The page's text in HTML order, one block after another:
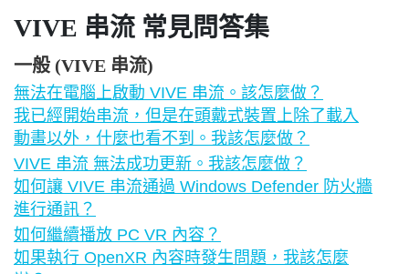
VIVE 串流 常見問答集
一般 (VIVE 串流)
無法在電腦上啟動 VIVE 串流。該怎麼做？
我已經開始串流，但是在頭戴式裝置上除了載入
動畫以外，什麼也看不到。我該怎麼做？
VIVE 串流 無法成功更新。我該怎麼做？
如何讓 VIVE 串流通過 Windows Defender 防火牆
進行通訊？
如何繼續播放 PC VR 內容？
如果執行 OpenXR 內容時發生問題，我該怎麼